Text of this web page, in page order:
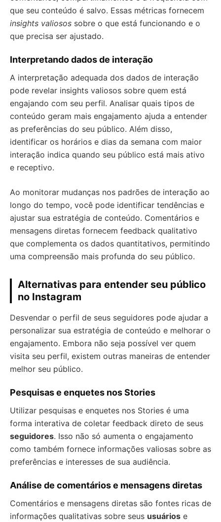
que seu conteúdo é salvo. Essas métricas fornecem
insights valiosos sobre o que está funcionando e o
que precisa ser ajustado.
Interpretando dados de interação
A interpretação adequada dos dados de interação
pode revelar insights valiosos sobre quem está
engajando com seu perfil. Analisar quais tipos de
conteúdo geram mais engajamento ajuda a entender
as preferências do seu público. Além disso,
identificar os horários e dias da semana com maior
interação indica quando seu público está mais ativo
e receptivo.
Ao monitorar mudanças nos padrões de interação ao
longo do tempo, você pode identificar tendências e
ajustar sua estratégia de conteúdo. Comentários e
mensagens diretas fornecem feedback qualitativo
que complementa os dados quantitativos, permitindo
uma compreensão mais profunda do seu público.
Alternativas para entender seu público
no Instagram
Desvendar o perfil de seus seguidores pode ajudar a
personalizar sua estratégia de conteúdo e melhorar o
engajamento. Embora não seja possível ver quem
visita seu perfil, existem outras maneiras de entender
melhor seu público.
Pesquisas e enquetes nos Stories
Utilizar pesquisas e enquetes nos Stories é uma
forma interativa de coletar feedback direto de seus
seguidores. Isso não só aumenta o engajamento
como também fornece informações valiosas sobre as
preferências e interesses de sua audiência.
Análise de comentários e mensagens diretas
Comentários e mensagens diretas são fontes ricas de
informações qualitativas sobre seus usuários e